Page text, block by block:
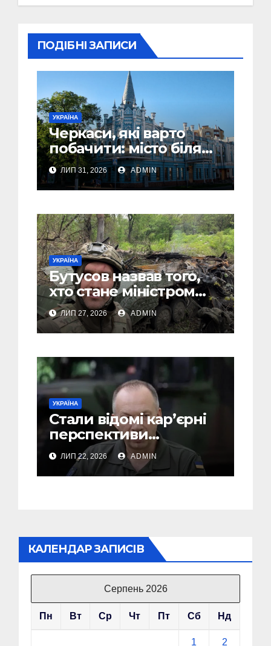
ПОДІБНІ ЗАПИСИ
УКРАЇНА
Черкаси, які варто
побачити: місто біля
Дніпра, зелені парки
та місця з особливою
атмосферою
ЛИП 31, 2026 ADMIN
УКРАЇНА
Бутусов назвав того,
хто стане міністром
оборони України, і
пояснив, чому інакше
не може бути
ЛИП 27, 2026 ADMIN
УКРАЇНА
Стали відомі кар’єрні
перспективи
Сирського після
звільнення з посади
Головкому ВСУ
ЛИП 22, 2026 ADMIN
КАЛЕНДАР ЗАПИСІВ
Серпень 2026
Пн Вт Ср Чт Пт Сб Нд
1 2